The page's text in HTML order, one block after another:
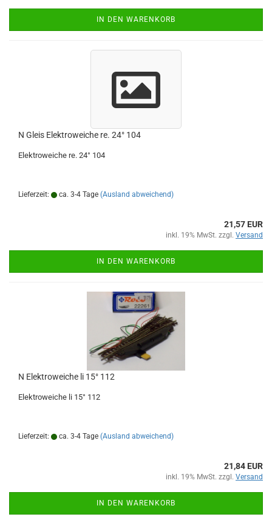
IN DEN WARENKORB
N Gleis Elektroweiche re. 24° 104
Elektroweiche re. 24° 104
Lieferzeit: ca. 3-4 Tage (Ausland abweichend)
21,57 EUR
inkl. 19% MwSt. zzgl. Versand
IN DEN WARENKORB
N Elektroweiche li 15° 112
Elektroweiche li 15° 112
Lieferzeit: ca. 3-4 Tage (Ausland abweichend)
21,84 EUR
inkl. 19% MwSt. zzgl. Versand
IN DEN WARENKORB